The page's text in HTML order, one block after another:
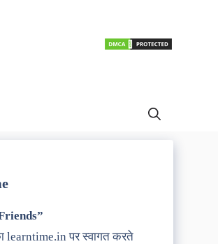
learntime.in पर स्वागत करते